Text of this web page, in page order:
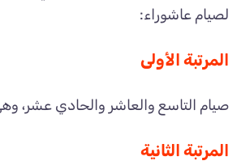
لصيام عاشوراء:
المرتبة الأولى
صيام التاسع والعاشر والحادي عشر،
المرتبة الثانية